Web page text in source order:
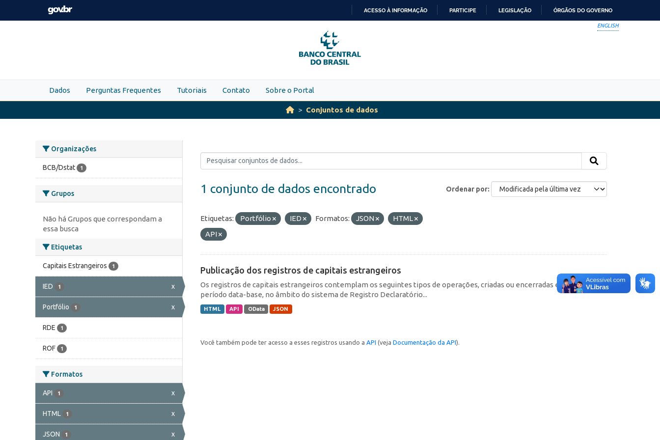
Skip to main content
PARA
O
CONTEÚDO
ACESSO À INFORMAÇÃO PARTICIPE LEGISLAÇÃO ÓRGÃOS DO GOVERNO
ENGLISH
Dados Perguntas Frequentes Tutoriais Contato Sobre o Portal
Conjuntos de dados
Organizações
BCB/Dstat 1
Grupos
Não há Grupos que correspondam a
essa busca
Etiquetas
Capitais Estrangeiros 1
IED 1 x
Portfólio 1 x
RDE 1
ROF 1
Formatos
API 1 x
HTML 1 x
JSON 1 x
Ordenar por
1 conjunto de dados encontrado
Etiquetas: Portfólio IED Formatos: JSON
HTML
API
Publicação dos registros de capitais estrangeiros
Os registros de capitais estrangeiros contemplam os seguintes tipos de operações, criadas ou encerradas em cada
período data-base, no âmbito do sistema de Registro Declaratório...
HTML API OData JSON
Você também pode ter acesso a esses registros usando a API (veja Documentação da API).